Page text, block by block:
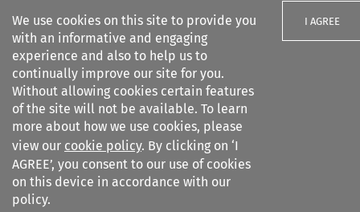
We use cookies on this site to provide you
with an informative and engaging
experience and also to help us to
continually improve our site for you.
Without allowing cookies certain features
of the site will not be available. To learn
more about how we use cookies, please
view our cookie policy. By clicking on ‘I
AGREE’, you consent to our use of cookies
on this device in accordance with our
policy.
I AGREE
Search filters
b-Arbitra %7C Belgian Review
of Arbitrat...